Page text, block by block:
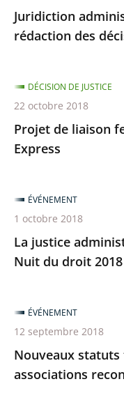
Juridiction
rédaction des
Projet de liaison
Express
DÉCISION DE JUSTICE
22 octobre 2018
La justice
Nuit du droit 2018
ÉVÉNEMENT
1 octobre 2018
Nouveaux
associations
ÉVÉNEMENT
12 septembre 2018